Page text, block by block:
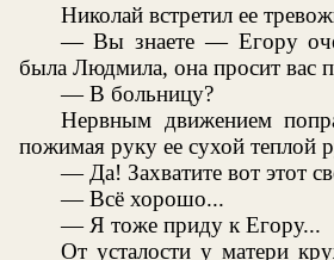
Николай встретил ее
— Вы знаете — Егору
была Людмила, она просит вас
— В больницу?
Нервным движением
пожимая руку ее сухой теплой
— Да! Захватите вот этот
— Всё хорошо...
— Я тоже приду к Егору...
От усталости у матери